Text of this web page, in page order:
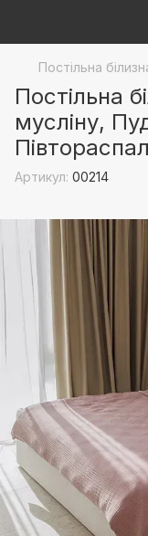
Постільна
Постільна
мусліну,
Артикул: 00214